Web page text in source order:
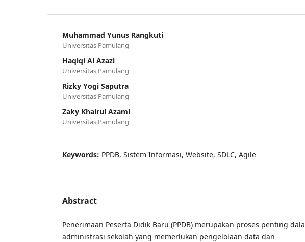
Muhammad Yunus Rangkuti
Universitas Pamulang
Haqiqi Al Azazi
Universitas Pamulang
Rizky Yogi Saputra
Universitas Pamulang
Zaky Khairul Azami
Universitas Pamulang
Keywords: PPDB, Sistem Informasi, Website, SDLC, Agile
Abstract
Penerimaan Peserta Didik Baru (PPDB) merupakan proses penting
administrasi sekolah yang memerlukan pengelolaan data dan